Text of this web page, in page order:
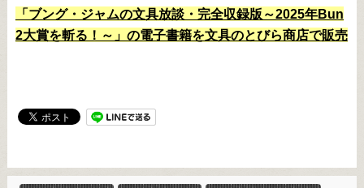
「ブング・ジャムの文具放談・完全収録版～2025年Bun
2大賞を斬る！～」の電子書籍を文具のとびら商店で販売